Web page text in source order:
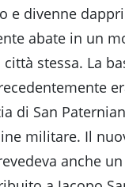
e divenne
abate in un
stessa. La
di San
militare. Il
anche